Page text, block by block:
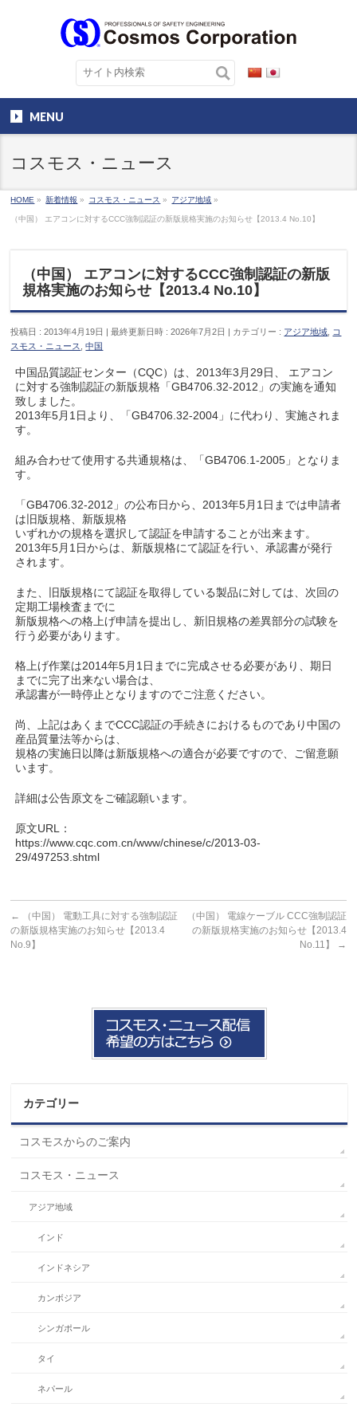
MENU
コスモス・ニュース
HOME » 新着情報 » コスモス・ニュース » アジア地域 »
（中国） エアコンに対するCCC強制認証の新版規格実施のお知らせ【2013.4 No.10】
（中国） エアコンに対するCCC強制認証の新版
規格実施のお知らせ【2013.4 No.10】
投稿日 : 2013年4月19日 最終更新日時 : 2026年7月2日 カテゴリー : アジア地域
コ
スモス・ニュース
,中国
中国品質認証センター（CQC）は、2013年3月29日、 エアコン
に対する強制認証の新版規格「GB4706.32-2012」の実施を通知
致しました。
2013年5月1日より、「GB4706.32-2004」に代わり、実施されま
す。
組み合わせて使用する共通規格は、「GB4706.1-2005」となりま
す。
「GB4706.32-2012」の公布日から、2013年5月1日までは申請者
は旧版規格、新版規格
いずれかの規格を選択して認証を申請することが出来ます。
2013年5月1日からは、新版規格にて認証を行い、承認書が発行
されます。
また、旧版規格にて認証を取得している製品に対しては、次回の
定期工場検査までに
新版規格への格上げ申請を提出し、新旧規格の差異部分の試験を
行う必要があります。
格上げ作業は2014年5月1日までに完成させる必要があり、期日
までに完了出来ない場合は、
承認書が一時停止となりますのでご注意ください。
尚、上記はあくまでCCC認証の手続きにおけるものであり中国の
産品質量法等からは、
規格の実施日以降は新版規格への適合が必要ですので、ご留意願
います。
詳細は公告原文をご確認願います。
原文URL：
https://www.cqc.com.cn/www/chinese/c/2013-03-
29/497253.shtml
←
（中国） 電動工具に対する強制認証
の新版規格実施のお知らせ【2013.4
No.9】
（中国） 電線ケーブル CCC強制認証
の新版規格実施のお知らせ【2013.4
No.11】
→
カテゴリー
コスモスからのご案内
コスモス・ニュース
アジア地域
インド
インドネシア
カンボジア
シンガポール
タイ
ネパール